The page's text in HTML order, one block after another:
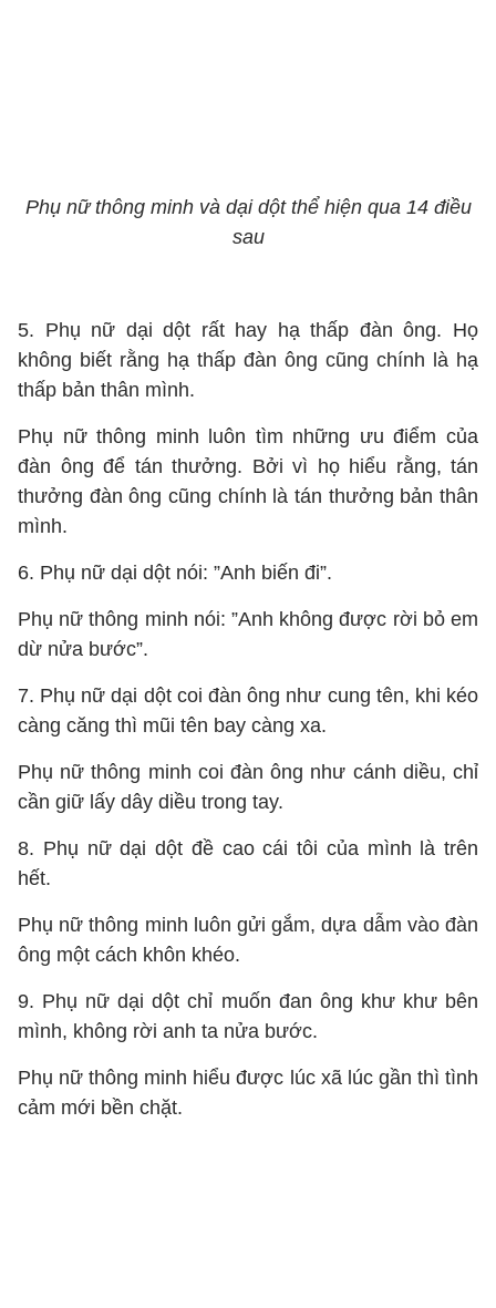
Phụ nữ thông minh và dại dột thể hiện qua 14 điều
sau
5. Phụ nữ dại dột rất hay hạ thấp đàn ông. Họ
không biết rằng hạ thấp đàn ông cũng chính là hạ
thấp bản thân mình.
Phụ nữ thông minh luôn tìm những ưu điểm của
đàn ông để tán thưởng. Bởi vì họ hiểu rằng, tán
thưởng đàn ông cũng chính là tán thưởng bản thân
mình.
6. Phụ nữ dại dột nói: ”Anh biến đi”.
Phụ nữ thông minh nói: ”Anh không được rời bỏ em
dừ nửa bước”.
7. Phụ nữ dại dột coi đàn ông như cung tên, khi kéo
càng căng thì mũi tên bay càng xa.
Phụ nữ thông minh coi đàn ông như cánh diều, chỉ
cần giữ lấy dây diều trong tay.
8. Phụ nữ dại dột đề cao cái tôi của mình là trên
hết.
Phụ nữ thông minh luôn gửi gắm, dựa dẫm vào đàn
ông một cách khôn khéo.
9. Phụ nữ dại dột chỉ muốn đan ông khư khư bên
mình, không rời anh ta nửa bước.
Phụ nữ thông minh hiểu được lúc xã lúc gần thì tình
cảm mới bền chặt.